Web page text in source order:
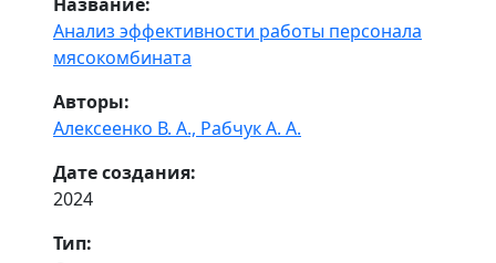
Анализ эффективности работы персонала
мясокомбината
Авторы:
Алексеенко В. А., Рабчук А. А.
Дате создания:
2024
Тип: